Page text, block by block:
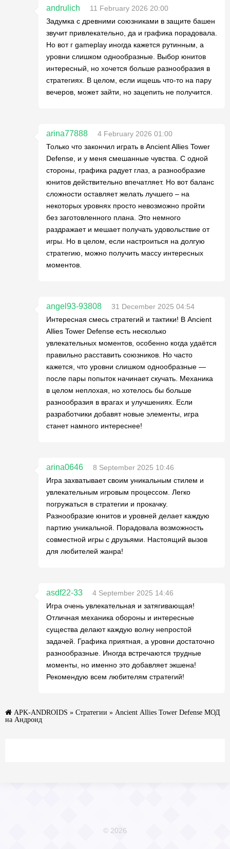
andrulich
11 February 2026 20:00
Задумка с древними союзниками в защите башен
звучит привлекательно, да и графика порадовала.
Но вот г gameplay иногда кажется рутинным, а
уровни слишком однообразные. Выбор юнитов
интересный, но хочется больше разнообразия в
стратегиях. В целом, если ищешь что-то на пару
вечеров, может зайти, но зацепить не получится.
arina77888
4 February 2026 01:00
Только что закончил играть в Ancient Allies Tower
Defense, и у меня смешанные чувства. С одной
стороны, графика радует глаз, а разнообразие
юнитов действительно впечатляет. Но вот баланс
сложности оставляет желать лучшего – на
некоторых уровнях просто невозможно пройти
без заготовленного плана. Это немного
раздражает и мешает получать удовольствие от
игры. Но в целом, если настроиться на долгую
стратегию, можно получить массу интересных
моментов.
angel93-93808
31 December 2025 04:54
Интересная смесь стратегий и тактики! В Ancient
Allies Tower Defense есть несколько
увлекательных моментов, особенно когда удаётся
правильно расставить союзников. Но часто
кажется, что уровни слишком однообразные —
после пары попыток начинает скучать. Механика
в целом неплохая, но хотелось бы больше
разнообразия в врагах и улучшениях. Если
разработчики добавят новые элементы, игра
станет намного интереснее!
arina0646
8 September 2025 10:46
Игра захватывает своим уникальным стилем и
увлекательным игровым процессом. Легко
погружаться в стратегии и прокачку.
Разнообразие юнитов и уровней делает каждую
партию уникальной. Порадовала возможность
совместной игры с друзьями. Настоящий вызов
для любителей жанра!
asdf22-33
4 September 2025 14:46
Игра очень увлекательная и затягивающая!
Отличная механика обороны и интересные
существа делают каждую волну непростой
задачей. Графика приятная, а уровни достаточно
разнообразные. Иногда встречаются трудные
моменты, но именно это добавляет экшена!
Рекомендую всем любителям стратегий!
APK-ANDROIDS » Стратегии » Ancient Allies Tower Defense МОД
на Андроид
© 2026